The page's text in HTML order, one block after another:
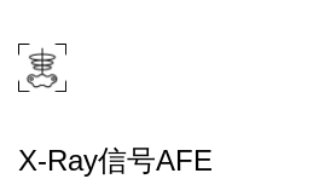
X-Ray信号AFE